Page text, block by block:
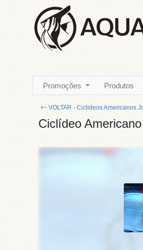
Promoções Produtos
VOLTAR - Ciclideos Americanos
Ciclídeo Americano